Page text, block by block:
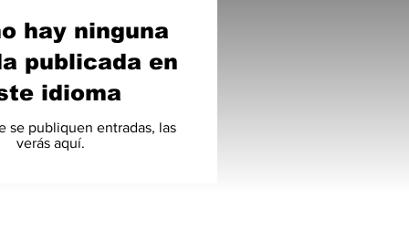
hay ninguna
publicada en
idioma
se publiquen entradas, las
verás aquí.